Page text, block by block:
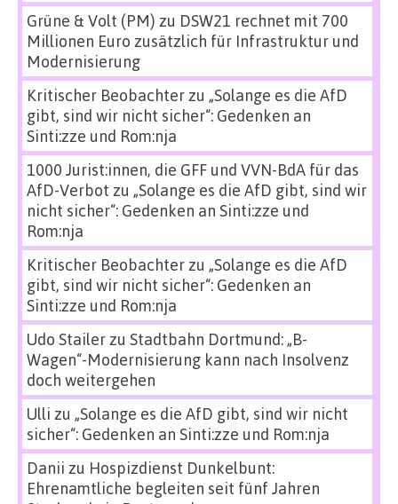
Grüne & Volt (PM) zu DSW21 rechnet mit 700
Millionen Euro zusätzlich für Infrastruktur und
Modernisierung
Kritischer Beobachterzu „Solange es die AfD
gibt, sind wir nicht sicher“: Gedenken an
Sinti:zze und Rom:nja
1000 Jurist:innen, die GFF und VVN-BdA für das
AfD-Verbot zu „Solange es die AfD gibt, sind wir
nicht sicher“: Gedenken an Sinti:zze und
Rom:nja
Kritischer Beobachterzu „Solange es die AfD
gibt, sind wir nicht sicher“: Gedenken an
Sinti:zze und Rom:nja
Udo Stailerzu Stadtbahn Dortmund: „B-
Wagen“-Modernisierung kann nach Insolvenz
doch weitergehen
Ulli zu „Solange es die AfD gibt, sind wir nicht
sicher“: Gedenken an Sinti:zze und Rom:nja
Danii zu Hospizdienst Dunkelbunt:
Ehrenamtliche begleiten seit fünf Jahren